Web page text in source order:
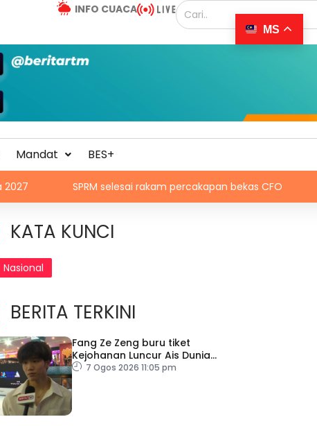
INFO CUACA
Mandat BES+
SPRM selesai rakam percakapan bekas CFO Skate
KATA KUNCI
Nasional
BERITA TERKINI
Fang Ze Zeng buru tiket
Kejohanan Luncur Ais Dunia
20277 Ogos 2026 11:05 pm
MS